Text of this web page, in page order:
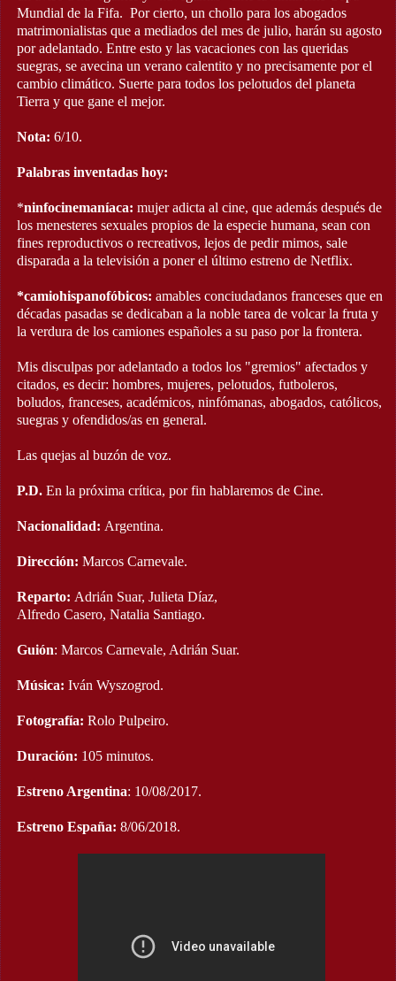
Mundial de la Fifa. Por cierto, un chollo para los abogados
matrimonialistas que a mediados del mes de julio, harán su agosto
por adelantado. Entre esto y las vacaciones con las queridas
suegras, se avecina un verano calentito y no precisamente por el
cambio climático. Suerte para todos los pelotudos del planeta
Tierra y que gane el mejor.
Nota: 6/10.
Palabras inventadas hoy:
*ninfocinemaníaca: mujer adicta al cine, que además después de
los menesteres sexuales propios de la especie humana, sean con
fines reproductivos o recreativos, lejos de pedir mimos, sale
disparada a la televisión a poner el último estreno de Netflix.
*camiohispanofóbicos: amables conciudadanos franceses que en
décadas pasadas se dedicaban a la noble tarea de volcar la fruta y
la verdura de los camiones españoles a su paso por la frontera.
Mis disculpas por adelantado a todos los "gremios" afectados y
citados, es decir: hombres, mujeres, pelotudos, futboleros,
boludos, franceses, académicos, ninfómanas, abogados, católicos,
suegras y ofendidos/as en general.
Las quejas al buzón de voz.
P.D. En la próxima crítica, por fin hablaremos de Cine.
Nacionalidad: Argentina.
Dirección: Marcos Carnevale.
Reparto: Adrián Suar, Julieta Díaz,
Alfredo Casero, Natalia Santiago.
Guión: Marcos Carnevale, Adrián Suar.
Música: Iván Wyszogrod.
Fotografía: Rolo Pulpeiro.
Duración: 105 minutos.
Estreno Argentina: 10/08/2017.
Estreno España: 8/06/2018.